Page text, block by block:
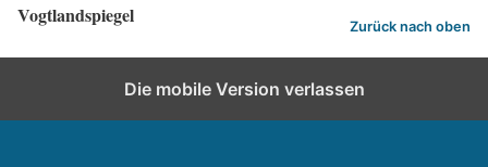
Vogtlandspiegel Zurück nach oben
Die mobile Version verlassen